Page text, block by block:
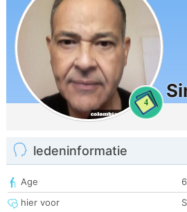
4
ledeninformatie
Age
hier voor